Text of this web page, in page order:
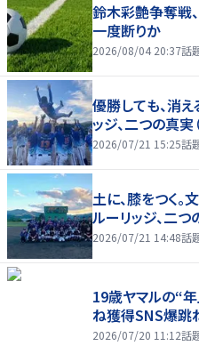
鈴木彩艶争奪戦
一度断りか
2026/08/04 20:37話
優勝しても、消え
ッジ、二つの真実
2026/07/21 15:25話
土に、膝をつく。
ルーリッジ、二つ
2026/07/21 14:48話
19歳ヤマルの“
ね獲得SNS爆跳
2026/07/20 11:12話